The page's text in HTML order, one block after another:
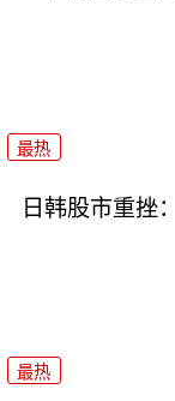
最热
日韩股市重挫
最热